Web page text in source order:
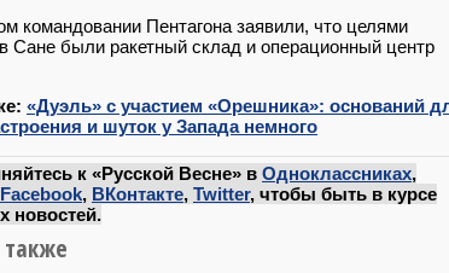
командовании Пентагона заявили, что целями
Сане были ракетный склад и операционный центр
«Дуэль» с участием «Орешника»: оснований
и шуток у Запада немного
к «Русской Весне» в Одноклассниках,
Facebook, ВКонтакте, Twitter, чтобы быть в курсе
новостей.